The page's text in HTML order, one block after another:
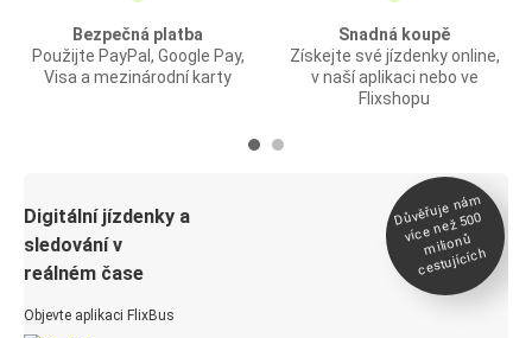
Bezpečná platba
Použijte PayPal, Google Pay,
Visa a mezinárodní karty
Snadná koupě
Získejte své jízdenky online,
v naší aplikaci nebo ve
Flixshopu
Digitální jízdenky a
sledování v
reálném čase
Objevte aplikaci FlixBus
Důvěřuje ná
m
více než 500
milionů
cestujících